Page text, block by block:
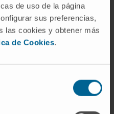
de uso de la página
sus preferencias,
las cookies y obtener más
de Cookies.
pour une prise en
de débuter